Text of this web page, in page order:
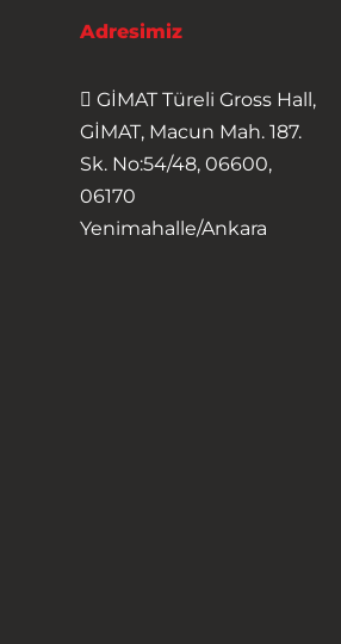
Adresimiz
GİMAT Türeli Gross Hall,
GİMAT, Macun Mah. 187.
Sk. No:54/48, 06600,
06170
Yenimahalle/Ankara